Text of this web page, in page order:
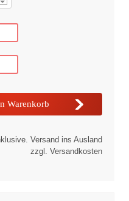
Versand ins Ausland
zzgl. Versandkosten